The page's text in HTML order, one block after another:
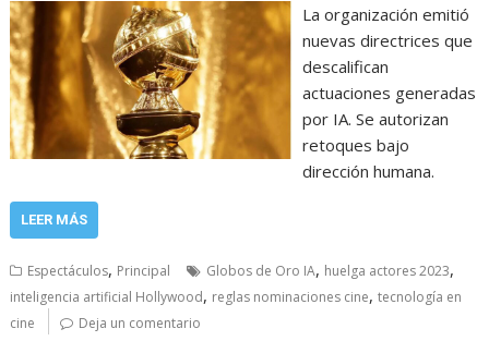
La organización emitió
nuevas directrices que
descalifican
actuaciones generadas
por IA. Se autorizan
retoques bajo
dirección humana.
LEER MÁS
Espectáculos, Principal Globos de Oro IA, huelga actores 2023,
inteligencia artificial Hollywood, reglas nominaciones cine,tecnología en
cine
Deja un comentario